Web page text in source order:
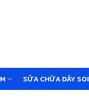
SỬA CHỮA DÂY SOI